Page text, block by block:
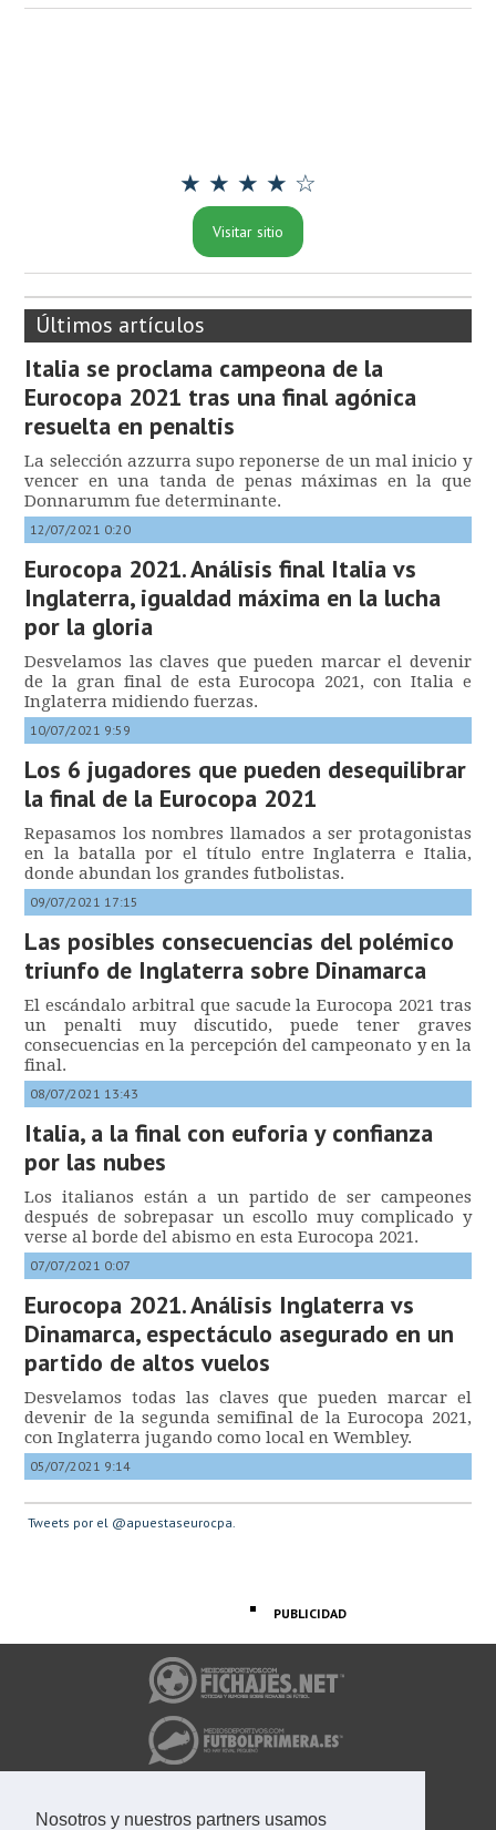
Nosotros y nuestros partners usamos
★ ★ ★ ★ ☆
Visitar sitio
Últimos artículos
Italia se proclama campeona de la
Eurocopa 2021 tras una final agónica
resuelta en penaltis
La selección azzurra supo reponerse de un mal inicio y
vencer en una tanda de penas máximas en la que
Donnarumm fue determinante.
12/07/2021 0:20
Eurocopa 2021. Análisis final Italia vs
Inglaterra, igualdad máxima en la lucha
por la gloria
Desvelamos las claves que pueden marcar el devenir
de la gran final de esta Eurocopa 2021, con Italia e
Inglaterra midiendo fuerzas.
10/07/2021 9:59
Los 6 jugadores que pueden desequilibrar
la final de la Eurocopa 2021
Repasamos los nombres llamados a ser protagonistas
en la batalla por el título entre Inglaterra e Italia,
donde abundan los grandes futbolistas.
09/07/2021 17:15
Las posibles consecuencias del polémico
triunfo de Inglaterra sobre Dinamarca
El escándalo arbitral que sacude la Eurocopa 2021 tras
un penalti muy discutido, puede tener graves
consecuencias en la percepción del campeonato y en la
final.
08/07/2021 13:43
Italia, a la final con euforia y confianza
por las nubes
Los italianos están a un partido de ser campeones
después de sobrepasar un escollo muy complicado y
verse al borde del abismo en esta Eurocopa 2021.
07/07/2021 0:07
Eurocopa 2021. Análisis Inglaterra vs
Dinamarca, espectáculo asegurado en un
partido de altos vuelos
Desvelamos todas las claves que pueden marcar el
devenir de la segunda semifinal de la Eurocopa 2021,
con Inglaterra jugando como local en Wembley.
05/07/2021 9:14
Tweets por el @apuestaseurocpa.
PUBLICIDAD